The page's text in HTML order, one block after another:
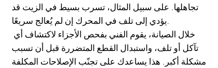
تجاهلها. على سبيل المثال، تسرب بسيط في الزيت قد
يؤدي إلى تلف في المحرك إن لم يُعالج سريعًا.
تآكل أو تلف، واستبدال القطع المتضررة قبل أن تسبب
مشكلة أكبر. هذا يساعدك على تجنّب الإصلاحات المكلفة